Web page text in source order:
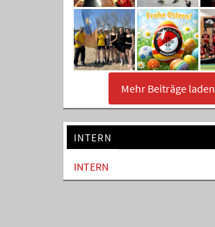
Mehr Beiträge laden
INTERN
INTERN